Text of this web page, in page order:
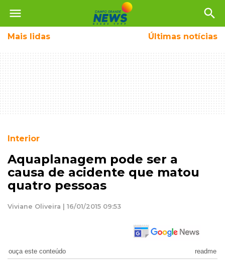
menu search
Mais lidas Últimas notícias
Interior
Aquaplanagem pode ser a
causa de acidente que matou
quatro pessoas
Viviane Oliveira | 16/01/2015 09:53
ouça este conteúdo readme